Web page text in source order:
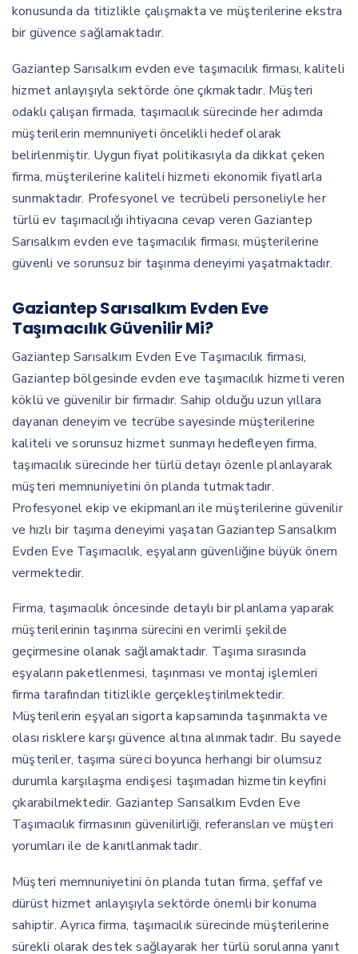
konusunda da titizlikle çalışmakta ve müşterilerine ekstra
bir güvence sağlamaktadır.
Gaziantep Sarısalkım evden eve taşımacılık firması, kaliteli
hizmet anlayışıyla sektörde öne çıkmaktadır. Müşteri
odaklı çalışan firmada, taşımacılık sürecinde her adımda
müşterilerin memnuniyeti öncelikli hedef olarak
belirlenmiştir. Uygun fiyat politikasıyla da dikkat çeken
firma, müşterilerine kaliteli hizmeti ekonomik fiyatlarla
sunmaktadır. Profesyonel ve tecrübeli personeliyle her
türlü ev taşımacılığı ihtiyacına cevap veren Gaziantep
Sarısalkım evden eve taşımacılık firması, müşterilerine
güvenli ve sorunsuz bir taşınma deneyimi yaşatmaktadır.
Gaziantep Sarısalkım Evden Eve
Taşımacılık Güvenilir Mi?
Gaziantep Sarısalkım Evden Eve Taşımacılık firması,
Gaziantep bölgesinde evden eve taşımacılık hizmeti veren
köklü ve güvenilir bir firmadır. Sahip olduğu uzun yıllara
dayanan deneyim ve tecrübe sayesinde müşterilerine
kaliteli ve sorunsuz hizmet sunmayı hedefleyen firma,
taşımacılık sürecinde her türlü detayı özenle planlayarak
müşteri memnuniyetini ön planda tutmaktadır.
Profesyonel ekip ve ekipmanları ile müşterilerine güvenilir
ve hızlı bir taşıma deneyimi yaşatan Gaziantep Sarısalkım
Evden Eve Taşımacılık, eşyaların güvenliğine büyük önem
vermektedir.
Firma, taşımacılık öncesinde detaylı bir planlama yaparak
müşterilerinin taşınma sürecini en verimli şekilde
geçirmesine olanak sağlamaktadır. Taşıma sırasında
eşyaların paketlenmesi, taşınması ve montaj işlemleri
firma tarafından titizlikle gerçekleştirilmektedir.
Müşterilerin eşyaları sigorta kapsamında taşınmakta ve
olası risklere karşı güvence altına alınmaktadır. Bu sayede
müşteriler, taşıma süreci boyunca herhangi bir olumsuz
durumla karşılaşma endişesi taşımadan hizmetin keyfini
çıkarabilmektedir. Gaziantep Sarısalkım Evden Eve
Taşımacılık firmasının güvenilirliği, referansları ve müşteri
yorumları ile de kanıtlanmaktadır.
Müşteri memnuniyetini ön planda tutan firma, şeffaf ve
dürüst hizmet anlayışıyla sektörde önemli bir konuma
sahiptir. Ayrıca firma, taşımacılık sürecinde müşterilerine
sürekli olarak destek sağlayarak her türlü sorularına yanıt